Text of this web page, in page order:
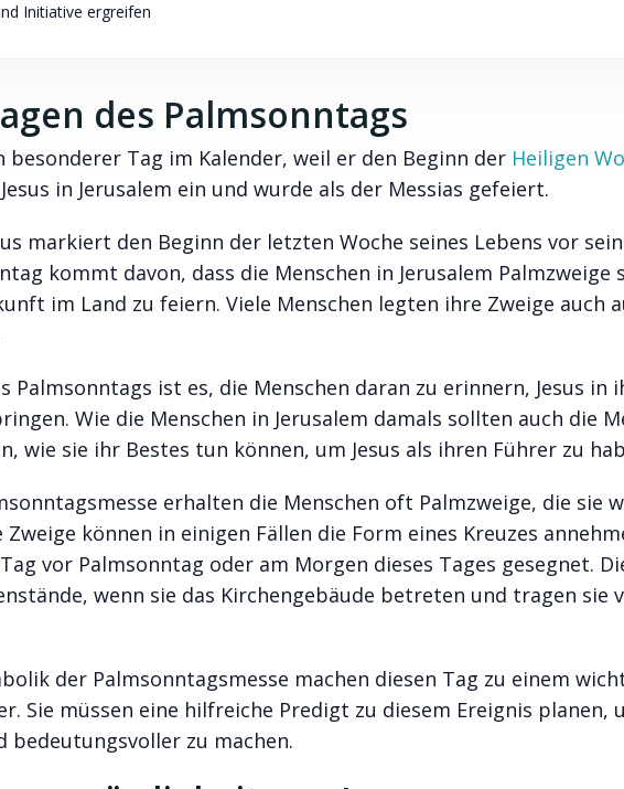
Initiative ergreifen
des Palmsonntags
besonderer Tag im Kalender, weil er den Beginn der Heiligen
in Jerusalem ein und wurde als der Messias gefeiert.
markiert den Beginn der letzten Woche seines Lebens vor
kommt davon, dass die Menschen in Jerusalem Palmzweige
im Land zu feiern. Viele Menschen legten ihre Zweige auch
Palmsonntags ist es, die Menschen daran zu erinnern, Jesus in
Wie die Menschen in Jerusalem damals sollten auch die
wie sie ihr Bestes tun können, um Jesus als ihren Führer zu
erhalten die Menschen oft Palmzweige, die sie
Zweige können in einigen Fällen die Form eines Kreuzes
vor Palmsonntag oder am Morgen dieses Tages gesegnet.
wenn sie das Kirchengebäude betreten und tragen sie
der Palmsonntagsmesse machen diesen Tag zu einem
Sie müssen eine hilfreiche Predigt zu diesem Ereignis planen,
bedeutungsvoller zu machen.